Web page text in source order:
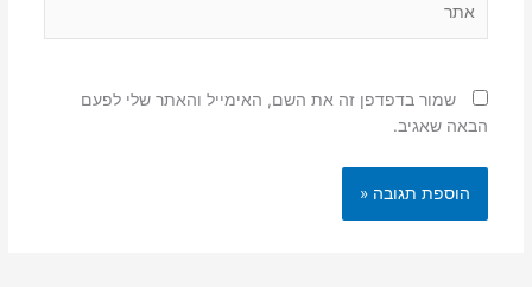
שמור בדפדפן זה את השם, האימייל והאתר שלי לפעם
הבאה שאגיב.